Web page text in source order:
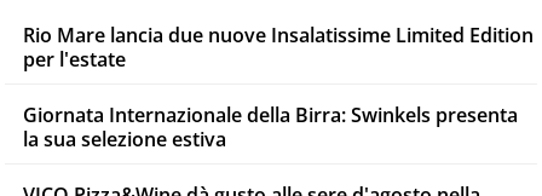
Rio Mare lancia due nuove Insalatissime Limited Edition
per l'estate
Giornata Internazionale della Birra: Swinkels presenta
la sua selezione estiva